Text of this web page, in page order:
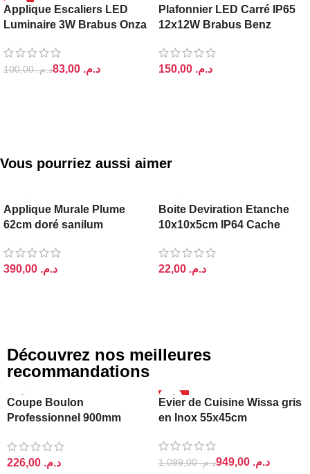
-17%
BRABUS
Applique Escaliers LED
Luminaire 3W Brabus Onza
د.م.100,00 د.م.
BRABUS
Plafonnier LED Carré IP65
12x12W Brabus Benz
د.م.
Vous pourriez aussi aimer
Applique Murale Plume
62cm doré sanilum
د.م.
Boite Deviration Etanche
10x10x5cm IP64 Cache
د.م.
Découvrez nos meilleures
recommandations
Coupe Boulon
Professionnel 900mm
د.م.
-14%
Evier de Cuisine Wissa gris
en Inox 55x45cm
د.م.1.099,00 د.م.